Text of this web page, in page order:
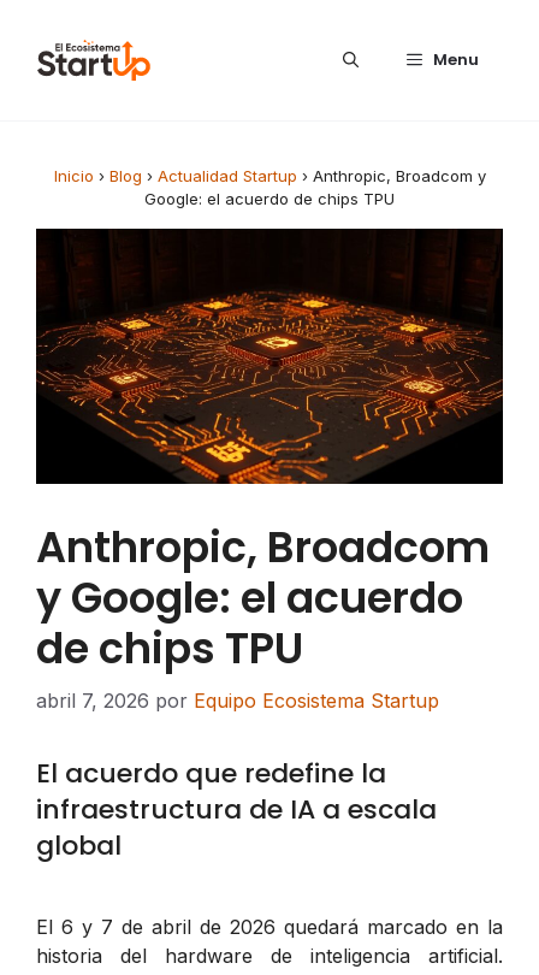
Menu
Inicio › Blog › Actualidad Startup › Anthropic, Broadcom y
Google: el acuerdo de chips TPU
Anthropic, Broadcom
y Google: el acuerdo
de chips TPU
abril 7, 2026 por Equipo Ecosistema Startup
El acuerdo que redefine la
infraestructura de IA a escala
global
El 6 y 7 de abril de 2026 quedará marcado en la
historia del hardware de inteligencia artificial.